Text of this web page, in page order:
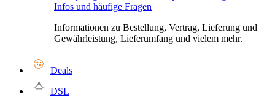
Infos und häufige Fragen
Informationen zu Bestellung, Vertrag, Lieferung und
Gewährleistung, Lieferumfang und vielem mehr.
Deals
DSL